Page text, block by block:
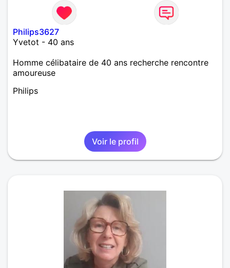
Philips3627
Yvetot - 40 ans
Homme célibataire de 40 ans recherche rencontre
amoureuse
Philips
Voir le profil